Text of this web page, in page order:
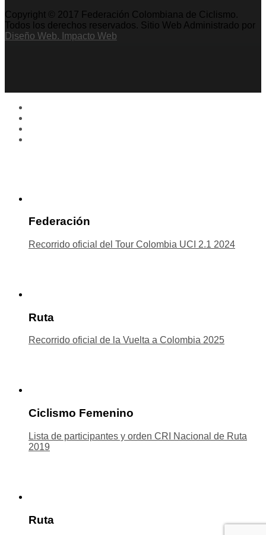
Copyright © 2017 Federación Colombiana de Ciclismo.
Todos los derechos reservados. Sitio Web Administrado por
Diseño Web. Impacto Web
Federación
Recorrido oficial del Tour Colombia UCI 2.1 2024
Ruta
Recorrido oficial de la Vuelta a Colombia 2025
Ciclismo Femenino
Lista de participantes y orden CRI Nacional de Ruta
2019
Ruta